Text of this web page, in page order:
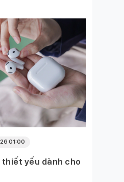
01:00
thiết yếu dành cho